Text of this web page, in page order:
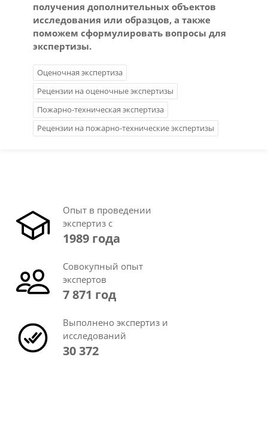
получения дополнительных объектов
исследования или образцов, а также
поможем сформулировать вопросы для
экспертизы.
Оценочная экспертиза
Рецензии на оценочные экспертизы
Пожарно-техническая экспертиза
Рецензии на пожарно-технические экспертизы
Опыт в проведении
экспертиз с
1989 года
Совокупный опыт
экспертов
7 871 год
Выполнено экспертиз и
исследований
30 372